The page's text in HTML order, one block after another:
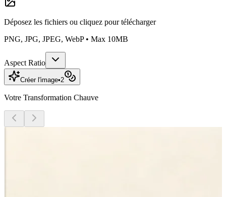
Déposez les fichiers ou cliquez pour télécharger
PNG, JPG, JPEG, WebP • Max 10MB
Aspect Ratio
Créer l'image•2
Votre Transformation Chauve